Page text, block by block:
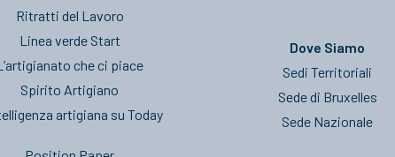
Ritratti del Lavoro
Linea verde Start
che ci piace
Spirito Artigiano
artigiana su Today
Dove Siamo
Sedi Territoriali
Sede di Bruxelles
Sede Nazionale